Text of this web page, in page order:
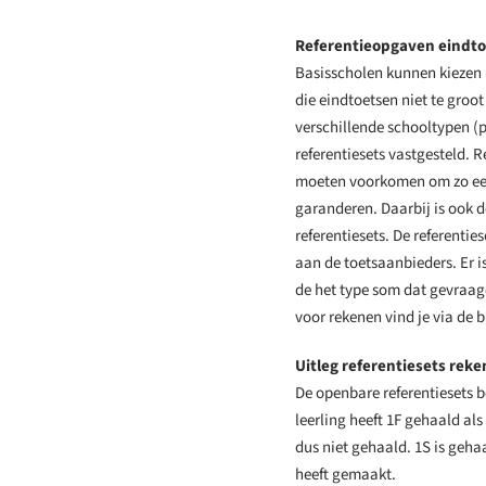
Referentieopgaven
Basisscholen kunnen
die eindtoetsen niet te
verschillende schooltypen
referentiesets vastgesteld.
moeten voorkomen om zo
garanderen. Daarbij is ook
referentiesets. De
aan de toetsaanbieders. Er
de het type som dat
voor rekenen vind je via de
Uitleg referentiesets
De openbare referentiesets
leerling heeft 1F gehaald
dus niet gehaald. 1S is
heeft gemaakt.